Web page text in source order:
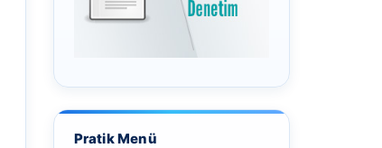
Pratik Menü